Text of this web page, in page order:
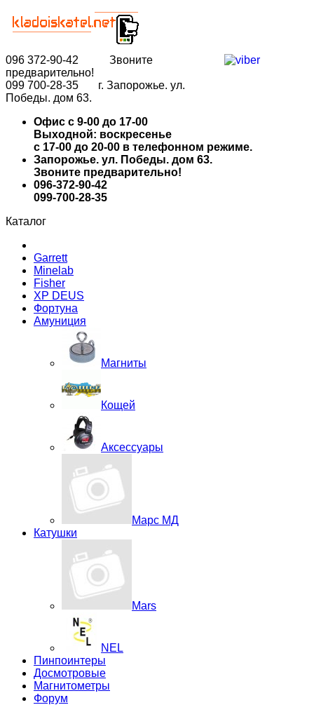
096 372-90-42 Звоните
предварительно!
099 700-28-35 г. Запорожье. ул.
Победы. дом 63.
Офис с 9-00 до 17-00
Выходной: воскресенье
с 17-00 до 20-00 в телефонном режиме.
Запорожье. ул. Победы. дом 63.
Звоните предварительно!
096-372-90-42
099-700-28-35
Каталог
Garrett
Minelab
Fisher
XP DEUS
Фортуна
Амуниция
Магниты
Кощей
Аксессуары
Марс МД
Катушки
Mars
NEL
Пинпоинтеры
Досмотровые
Магнитометры
Форум